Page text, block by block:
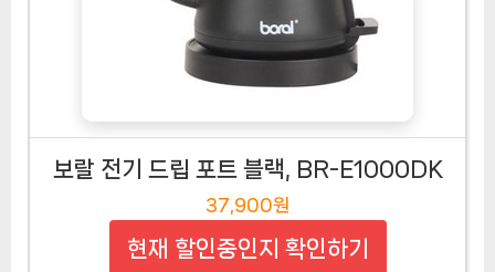
보랄 전기 드립 포트 블랙, BR-E1000DK
37,900원
현재 할인중인지 확인하기